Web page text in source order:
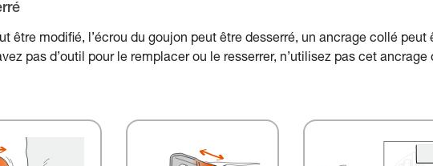
être modifié, l’écrou du goujon peut être desserré, un ancrage collé peut
pas d’outil pour le remplacer ou le resserrer, n’utilisez pas cet ancrage